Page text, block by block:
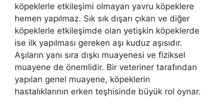
köpeklerle etkileşimi olmayan yavru köpeklere
hemen yapılmaz. Sık sık dışarı çıkan ve diğer
köpeklerle etkileşimde olan yetişkin köpeklerde
ise ilk yapılması gereken aşı kuduz aşısıdır.
Aşıların yanı sıra dışkı muayenesi ve fiziksel
muayene de önemlidir. Bir veteriner tarafından
yapılan genel muayene, köpeklerin
hastalıklarının erken teşhisinde büyük rol oynar.